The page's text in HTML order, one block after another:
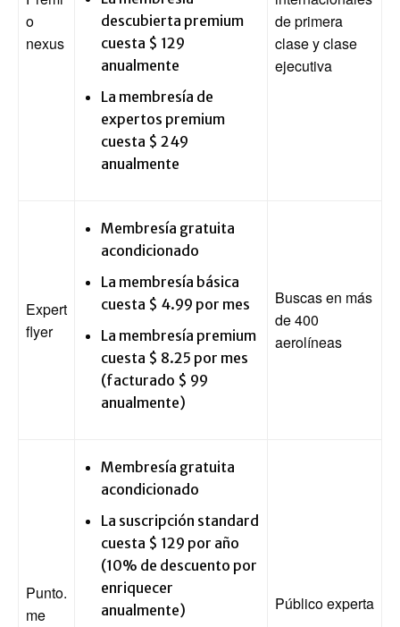
o
nexus
descubierta premium
cuesta $ 129
anualmente
La membresía de
expertos premium
cuesta $ 249
anualmente
de primera
clase y clase
ejecutiva
Expert
flyer
Membresía gratuita
acondicionado
La membresía básica
cuesta $ 4.99 por mes
La membresía premium
cuesta $ 8.25 por mes
(facturado $ 99
anualmente)
Buscas en más
de 400
aerolíneas
Punto.
me
Membresía gratuita
acondicionado
La suscripción standard
cuesta $ 129 por año
(10% de descuento por
enriquecer
anualmente)
Público experta